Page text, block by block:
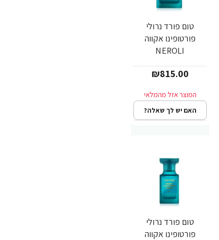
טום פורד נרולי
פורטופינו אקווה
NEROLI
ACQUA בושם לאשה
מבית TOM FORD
₪815.00
האם יש לך שאלה?
טום פורד נרולי
פורטופינו אקווה